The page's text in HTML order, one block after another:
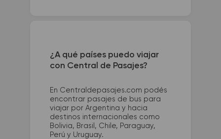
¿A qué países puedo viajar
con Central de Pasajes?
En Centraldepasajes.com podés
encontrar pasajes de bus para
viajar por Argentina y hacia
destinos internacionales como
Bolivia, Brasil, Chile, Paraguay,
Perú y Uruguay.